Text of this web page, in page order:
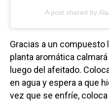
A post shared by
Gracias a un compuesto
planta aromática
luego del afeitado.
en agua y espera a que
vez que se enfríe,